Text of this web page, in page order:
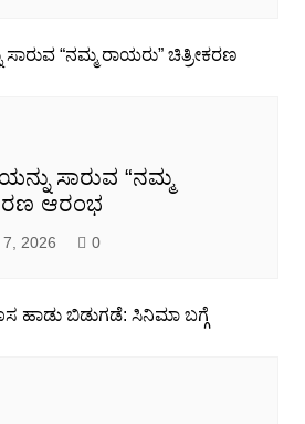
ಸಾರುವ “ನಮ್ಮ
ಆರಂಭ
2026 0